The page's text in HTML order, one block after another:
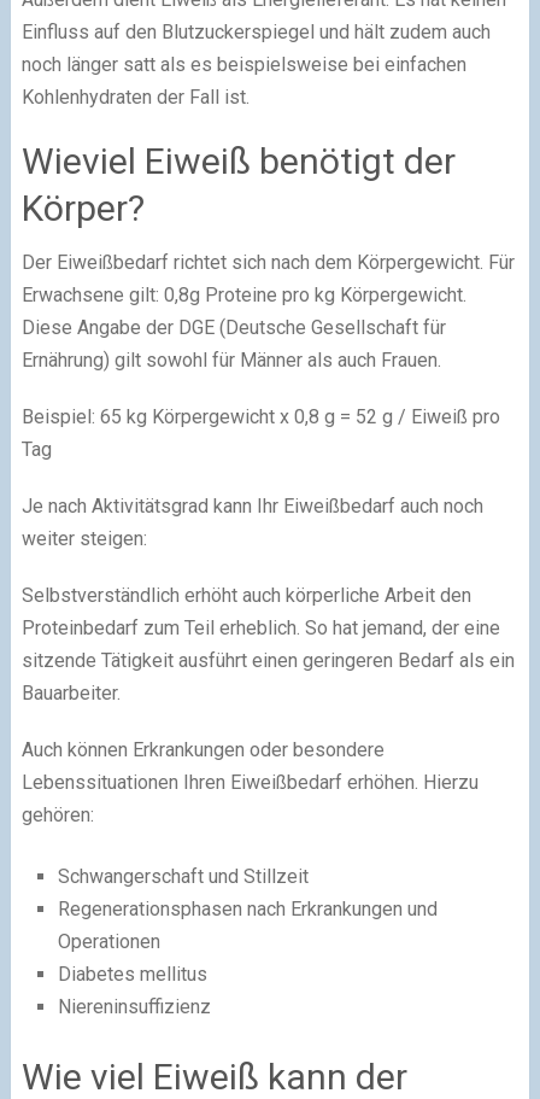
Einfluss auf den Blutzuckerspiegel und hält zudem auch
noch länger satt als es beispielsweise bei einfachen
Kohlenhydraten der Fall ist.
Wieviel Eiweiß benötigt der
Körper?
Der Eiweißbedarf richtet sich nach dem Körpergewicht. Für
Erwachsene gilt: 0,8g Proteine pro kg Körpergewicht.
Diese Angabe der DGE (Deutsche Gesellschaft für
Ernährung) gilt sowohl für Männer als auch Frauen.
Beispiel: 65 kg Körpergewicht x 0,8 g = 52 g / Eiweiß pro
Tag
Je nach Aktivitätsgrad kann Ihr Eiweißbedarf auch noch
weiter steigen:
Selbstverständlich erhöht auch körperliche Arbeit den
Proteinbedarf zum Teil erheblich. So hat jemand, der eine
sitzende Tätigkeit ausführt einen geringeren Bedarf als ein
Bauarbeiter.
Auch können Erkrankungen oder besondere
Lebenssituationen Ihren Eiweißbedarf erhöhen. Hierzu
gehören:
Schwangerschaft und Stillzeit
Regenerationsphasen nach Erkrankungen und
Operationen
Diabetes mellitus
Niereninsuffizienz
Wie viel Eiweiß kann der